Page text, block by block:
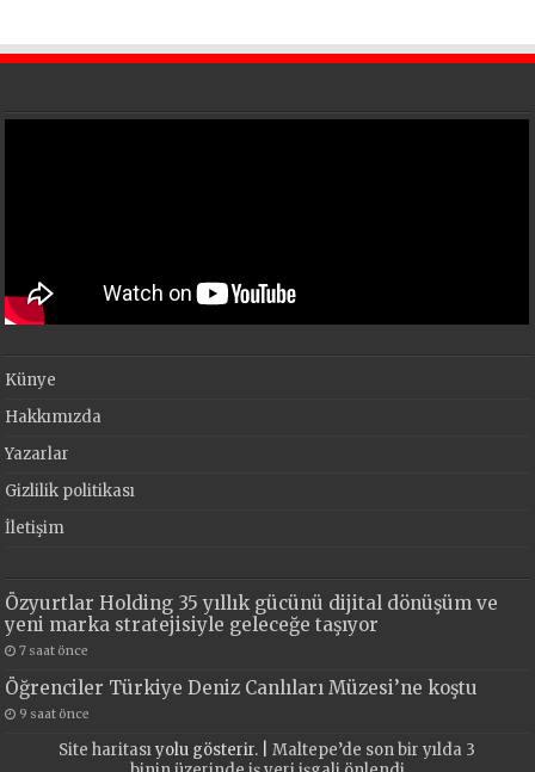
Künye
Hakkımızda
Yazarlar
Gizlilik politikası
İletişim
Özyurtlar Holding 35 yıllık gücünü dijital dönüşüm ve
yeni marka stratejisiyle geleceğe taşıyor
7 saat önce
Öğrenciler Türkiye Deniz Canlıları Müzesi’ne koştu
9 saat önce
Site haritasıyolu gösterir. |Maltepe’de son bir yılda 3